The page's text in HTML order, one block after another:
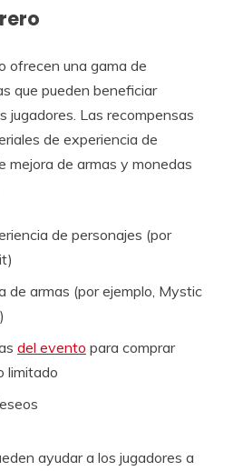
ofrecen una gama de
que pueden beneficiar
jugadores. Las recompensas
de experiencia de
mejora de armas y monedas
de personajes (por
de armas (por ejemplo, Mystic
del evento para comprar
limitado
ayudar a los jugadores a